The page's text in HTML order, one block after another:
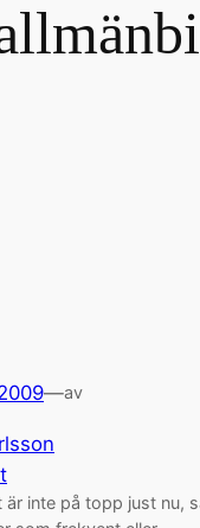
—av
inte på topp just nu,